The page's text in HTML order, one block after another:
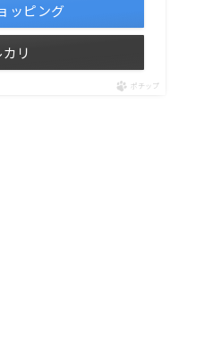
ッピング
リ
ポチップ